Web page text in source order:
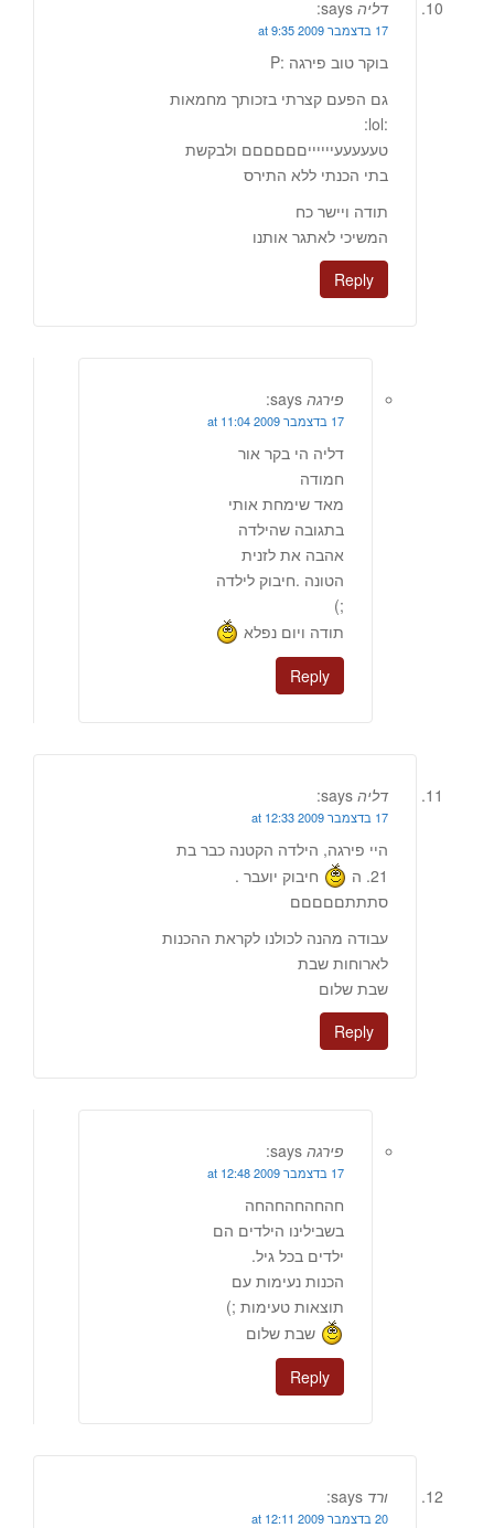
דליה says:
17 בדצמבר 2009 at 9:35
בוקר טוב פירגה :P
גם הפעם קצרתי בזכותך מחמאות
:lol:
טעעעעעייייייםםםםםם ולבקשת
בתי הכנתי ללא התירס
תודה ויישר כח
המשיכי לאתגר אותנו
Reply
פירגה says:
17 בדצמבר 2009 at 11:04
דליה הי בקר אור
חמודה
מאד שימחת אותי
בתגובה שהילדה
אהבה את לזנית
הטונה .חיבוק לילדה
;)
תודה ויום נפלא
Reply
דליה says:
17 בדצמבר 2009 at 12:33
היי פירגה, הילדה הקטנה כבר בת
21. ה
חיבוק יועבר .
סתתתםםםםם
עבודה מהנה לכולנו לקראת ההכנות
לארוחות שבת
שבת שלום
Reply
פירגה says:
17 בדצמבר 2009 at 12:48
חהחהחהחהחה
בשבילינו הילדים הם
ילדים בכל גיל.
הכנות נעימות עם
תוצאות טעימות ;)
שבת שלום
Reply
ורד says:
20 בדצמבר 2009 at 12:11